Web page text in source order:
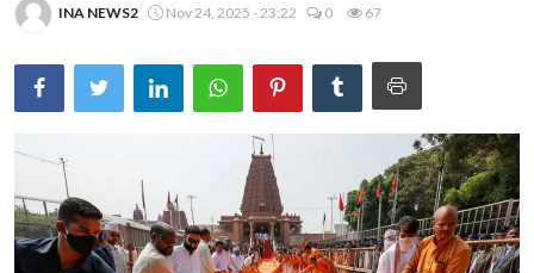
INA NEWS2 Nov 24, 2025 - 23:22 0 67